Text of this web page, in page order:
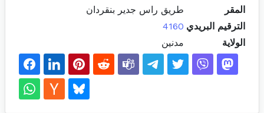
المقر
طريق راس جدير بنقردان
الترقيم البريدي 4160
الولاية
مدنين